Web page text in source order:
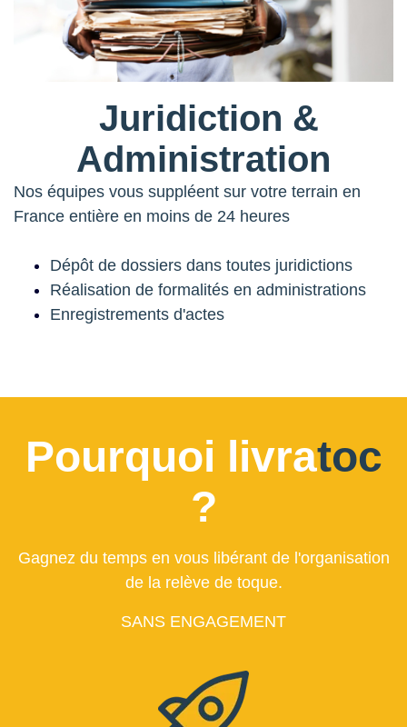
Juridiction &
Administration
Nos équipes vous suppléent sur votre terrain en
France entière en moins de 24 heures
Dépôt de dossiers dans toutes juridictions
Réalisation de formalités en administrations
Enregistrements d'actes
Pourquoi livratoc
?
Gagnez du temps en vous libérant de l'organisation
de la relève de toque.
SANS ENGAGEMENT